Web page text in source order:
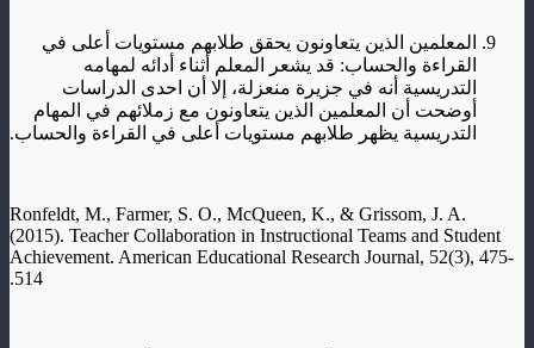
المعلمين الذين يتعاونون يحقق طلابهم مستويات أعلى في
القراءة والحساب: قد يشعر المعلم أثناء أدائه لمهامه
التدريسية أنه في جزيرة منعزلة، إلا أن احدى الدراسات
أوضحت أن المعلمين الذين يتعاونون مع زملائهم في المهام
التدريسية يظهر طلابهم مستويات أعلى في القراءة والحساب.
Ronfeldt, M., Farmer, S. O., McQueen, K., & Grissom, J. A.
(2015). Teacher Collaboration in Instructional Teams and Student
Achievement. American Educational Research Journal, 52(3), 475-
514.